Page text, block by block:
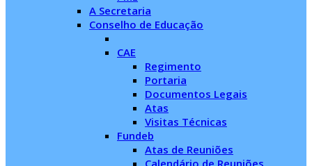
A Secretaria
Conselho de Educação
CAE
Regimento
Portaria
Documentos Legais
Atas
Visitas Técnicas
Fundeb
Atas de Reuniões
Calendário de Reuniões